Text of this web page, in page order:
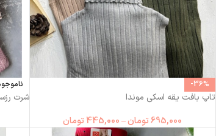
-36%
تاپ بافت یقه اسکی موندا
695,000 تومان–
445,000 تومان
شرت